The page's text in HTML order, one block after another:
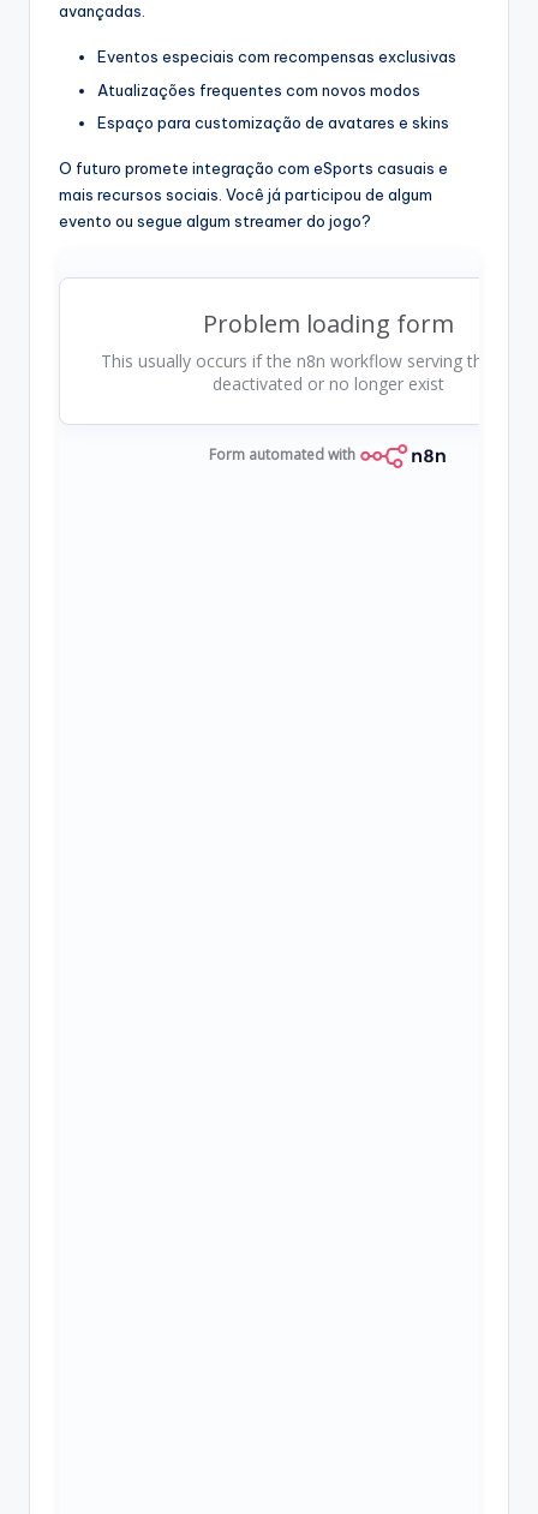
avançadas.
Eventos especiais com recompensas exclusivas
Atualizações frequentes com novos modos
Espaço para customização de avatares e skins
O futuro promete integração com eSports casuais e
mais recursos sociais. Você já participou de algum
evento ou segue algum streamer do jogo?